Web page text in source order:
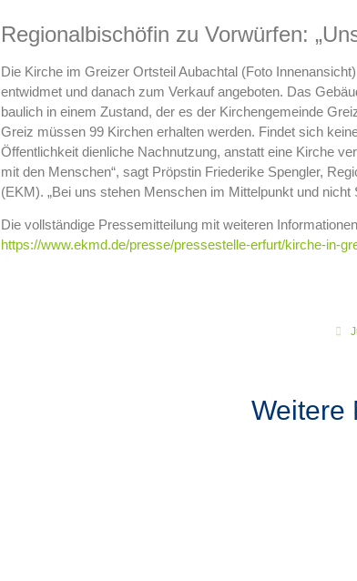
Regionalbischöfin zu Vorwürfen:
Die Kirche im Greizer Ortsteil Aubachtal (Foto
entwidmet und danach zum Verkauf angeboten. Das
baulich in einem Zustand, der es der Kirchengemeinde
Greiz müssen 99 Kirchen erhalten werden. Findet sich
Öffentlichkeit dienliche Nachnutzung, anstatt eine Kirche
mit den Menschen“, sagt Pröpstin Friederike Spengler,
(EKM). „Bei uns stehen Menschen im Mittelpunkt und nicht
Die vollständige Pressemitteilung mit weiteren
https://www.ekmd.de/presse/pressestelle-erfurt/kirche-in-
Weitere